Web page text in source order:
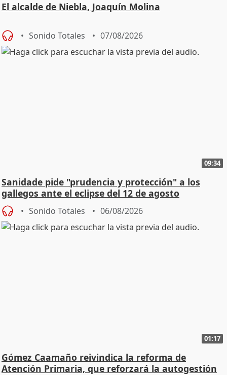
El alcalde de Niebla, Joaquín Molina
Sonido Totales 07/08/2026
09:34
Sanidade pide "prudencia y protección" a los
gallegos ante el eclipse del 12 de agosto
Sonido Totales 06/08/2026
01:17
Gómez Caamaño reivindica la reforma de
Atención Primaria, que reforzará la autogestión